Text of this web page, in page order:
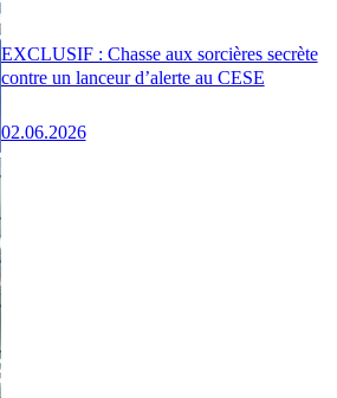
EXCLUSIF : Chasse aux sorcières secrète
contre un lanceur d’alerte au CESE
02.06.2026